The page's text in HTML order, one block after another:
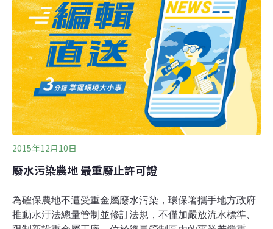
區。全台僅剩台東、花蓮兩塊淨土，但尚需進一步計算24
小時值後才能確認。環保署空保處處長陳咸亨表示，今年
空氣品質較2008年已大幅改善，顯示中央與地方改善的成
效，但隨著PM2.5指標的訂定，全民意識大為提升。環保
署將持續推動「清淨空氣行動計畫」並配合檢討工廠排放
許可證管制等措施，至於眾所注目的總量管制計畫，環保
署也會開始積極與地方討論並訂定。
2015年12月10日
廢水污染農地 最重廢止許可證
為確保農地不遭受重金屬廢水污染，環保署攜手地方政府
推動水汙法總量管制並修訂法規，不僅加嚴放流水標準、